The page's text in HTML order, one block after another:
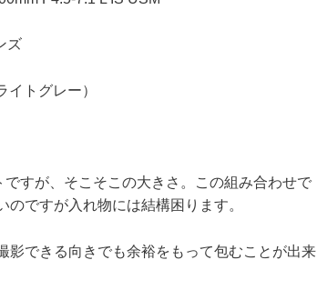
ズ
トグレー）
すが、そこそこの大きさ。この組み合わせで
ですが入れ物には結構困ります。
影できる向きでも余裕をもって包むことが出来